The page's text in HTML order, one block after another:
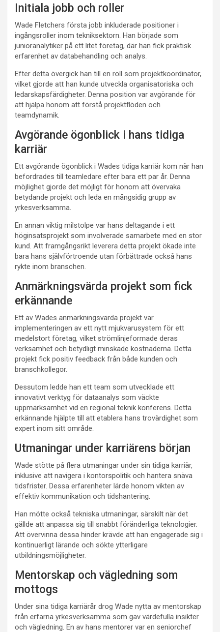
Initiala jobb och roller
Wade Fletchers första jobb inkluderade positioner i
ingångsroller inom tekniksektorn. Han började som
junioranalytiker på ett litet företag, där han fick praktisk
erfarenhet av databehandling och analys.
Efter detta övergick han till en roll som projektkoordinator,
vilket gjorde att han kunde utveckla organisatoriska och
ledarskapsfärdigheter. Denna position var avgörande för
att hjälpa honom att förstå projektflöden och
teamdynamik.
Avgörande ögonblick i hans tidiga
karriär
Ett avgörande ögonblick i Wades tidiga karriär kom när han
befordrades till teamledare efter bara ett par år. Denna
möjlighet gjorde det möjligt för honom att övervaka
betydande projekt och leda en mångsidig grupp av
yrkesverksamma.
En annan viktig milstolpe var hans deltagande i ett
höginsatsprojekt som involverade samarbete med en stor
kund. Att framgångsrikt leverera detta projekt ökade inte
bara hans självförtroende utan förbättrade också hans
rykte inom branschen.
Anmärkningsvärda projekt som fick
erkännande
Ett av Wades anmärkningsvärda projekt var
implementeringen av ett nytt mjukvarusystem för ett
medelstort företag, vilket strömlinjeformade deras
verksamhet och betydligt minskade kostnaderna. Detta
projekt fick positiv feedback från både kunden och
branschkollegor.
Dessutom ledde han ett team som utvecklade ett
innovativt verktyg för dataanalys som väckte
uppmärksamhet vid en regional teknik konferens. Detta
erkännande hjälpte till att etablera hans trovärdighet som
expert inom sitt område.
Utmaningar under karriärens början
Wade stötte på flera utmaningar under sin tidiga karriär,
inklusive att navigera i kontorspolitik och hantera snäva
tidsfrister. Dessa erfarenheter lärde honom vikten av
effektiv kommunikation och tidshantering.
Han mötte också tekniska utmaningar, särskilt när det
gällde att anpassa sig till snabbt föränderliga teknologier.
Att övervinna dessa hinder krävde att han engagerade sig i
kontinuerligt lärande och sökte ytterligare
utbildningsmöjligheter.
Mentorskap och vägledning som
mottogs
Under sina tidiga karriärår drog Wade nytta av mentorskap
från erfarna yrkesverksamma som gav värdefulla insikter
och vägledning. En av hans mentorer var en seniorchef